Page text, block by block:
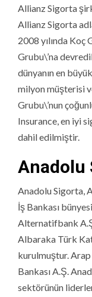
Allianz Sigorta
Allianz Sigorta
2008 yılında Koç
Grubu\’na
dünyanın en
milyon müşterisi
Grubu\’nun
Insurance, en iyi
dahil edilmiştir.
Anadolu
Anadolu Sigorta,
İş Bankası
Alternatifbank
Albaraka Türk
kurulmuştur. Arap
Bankası A.Ş.
sektörünün